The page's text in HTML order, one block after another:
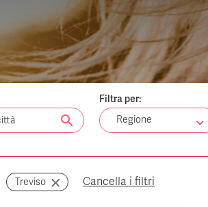
search
Filtra per:
Regione
Treviso Cancella i filtri